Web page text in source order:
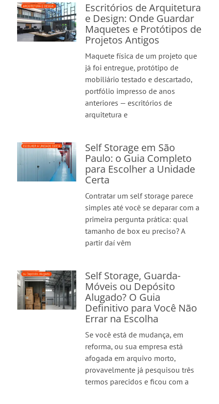
Escritórios de Arquitetura
e Design: Onde Guardar
Maquetes e Protótipos de
Projetos Antigos
Maquete física de um projeto que
já foi entregue, protótipo de
mobiliário testado e descartado,
portfólio impresso de anos
anteriores — escritórios de
arquitetura e
Self Storage em São
Paulo: o Guia Completo
para Escolher a Unidade
Certa
Contratar um self storage parece
simples até você se deparar com a
primeira pergunta prática: qual
tamanho de box eu preciso? A
partir daí vêm
Self Storage, Guarda-
Móveis ou Depósito
Alugado? O Guia
Definitivo para Você Não
Errar na Escolha
Se você está de mudança, em
reforma, ou sua empresa está
afogada em arquivo morto,
provavelmente já pesquisou três
termos parecidos e ficou com a